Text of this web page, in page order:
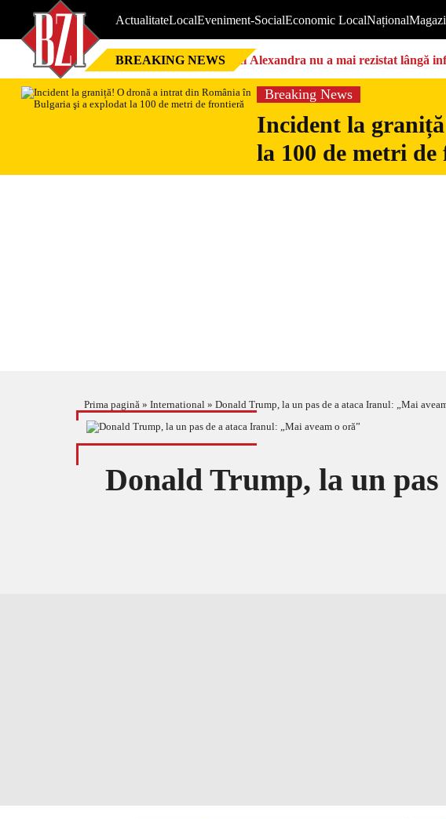
ActualitateLocalEveniment-SocialEconomic LocalNațional
BREAKING NEWS Nici Alexandra nu a mai rezistat lângă
Breaking News
Incident la
la 100 de metri
Prima pagină » International » Donald Trump, la un pas de a ataca Iranul: „Mai
Donald Trump, la un